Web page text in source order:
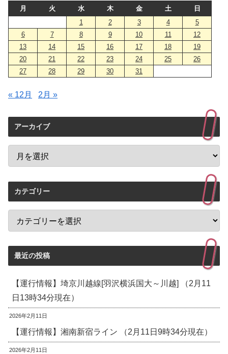
月 火 水 木 金 土
日
1
2 3 4
5
6
7 8 9 10 11
12
13
14 15 16 17 18
19
20
21 22 23 24 25
26
27
28 29 30 31
« 12月 2月 »
アーカイブ
カテゴリー
最近の投稿
【運行情報】埼京川越線[羽沢横浜国大～川越] （2月11
日13時34分現在）
2026年2月11日
【運行情報】湘南新宿ライン （2月11日9時34分現在）
2026年2月11日